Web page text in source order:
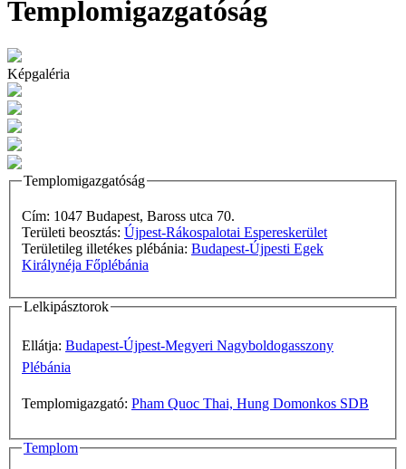
Templomigazgatóság
Képgaléria
Templomigazgatóság
Cím: 1047 Budapest, Baross utca 70.
Területi beosztás: Újpest-Rákospalotai Espereskerület
Területileg illetékes plébánia: Budapest-Újpesti Egek
Királynéja Főplébánia
Lelkipásztorok
Ellátja: Budapest-Újpest-Megyeri Nagyboldogasszony
Plébánia
Templomigazgató: Pham Quoc Thai, Hung Domonkos SDB
Templom